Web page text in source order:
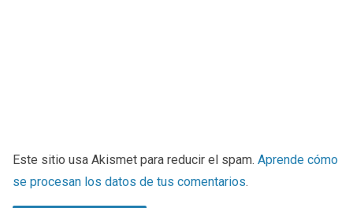
Este sitio usa Akismet para reducir el spam. Aprende cómo
se procesan los datos de tus comentarios.